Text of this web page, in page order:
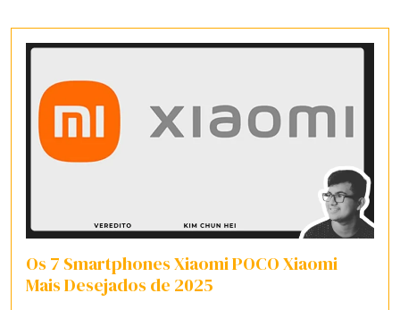
Os 7 Smartphones Xiaomi POCO Xiaomi
Mais Desejados de 2025